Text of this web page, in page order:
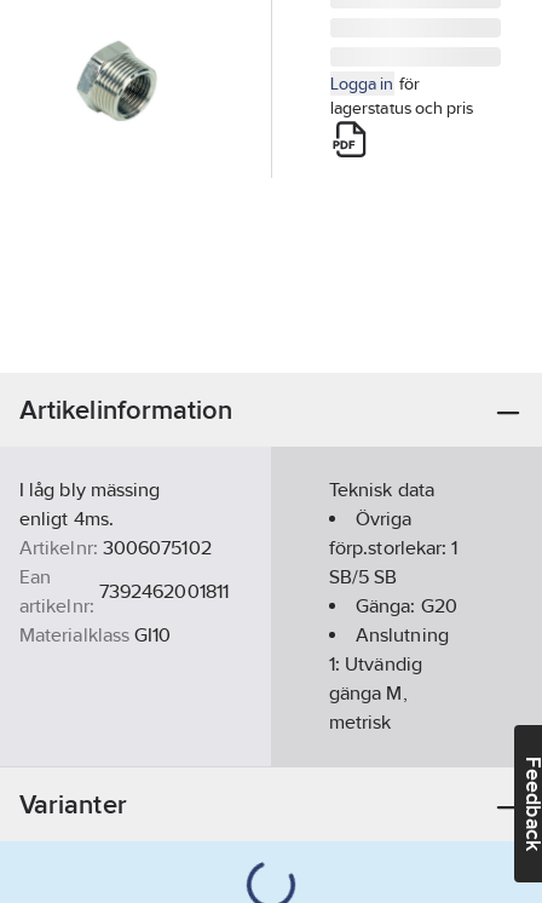
Logga in för
lagerstatus och pris
Artikelinformation
I låg bly mässing
enligt 4ms.
Artikelnr: 3006075102
Ean
artikelnr:
7392462001811
Materialklass GI10
Teknisk data
Övriga
förp.storlekar:1
SB/5 SB
Gänga: G20
Anslutning
1: Utvändig
gänga M,
metrisk
metrisk
Varianter